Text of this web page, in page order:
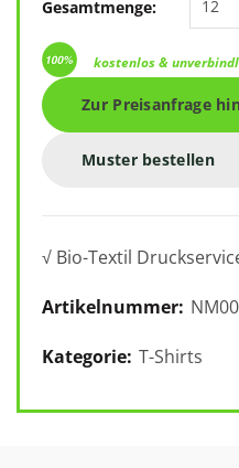
Gesamtmenge:
kostenlos &
Muster bestellen
√ Bio-Textil
Artikelnummer:
Kategorie: T-Shirts